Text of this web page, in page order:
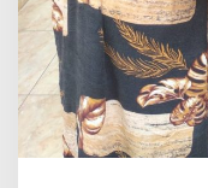
o
K
e
p
a
d
a
W